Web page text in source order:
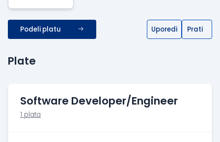
Podeli platu Uporedi Prati
Plate
Software Developer/Engineer
1 plata